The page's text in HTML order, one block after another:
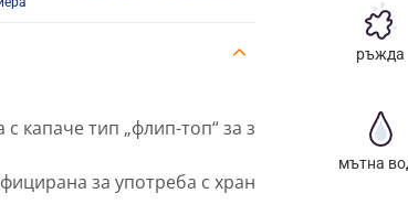
тип „флип-топ“ за защита от прах,
за употреба с хранителни продукти.
ръжда
мътна